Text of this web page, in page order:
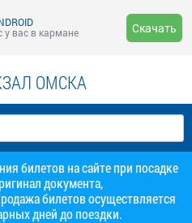
у вас в кармане
Скачать
ОМСКА
билетов на сайте при посадке
документа,
билетов осуществляется
дней до поездки.